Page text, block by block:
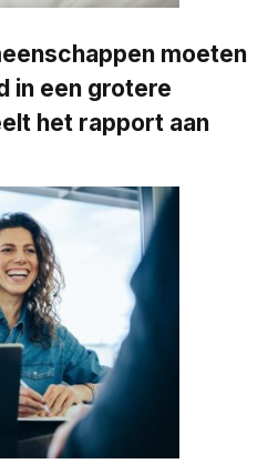
moeten
in een grotere
het rapport aan